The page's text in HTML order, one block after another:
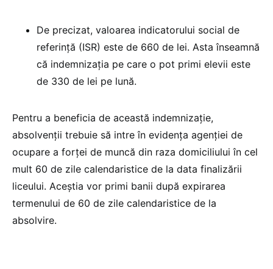
De precizat, valoarea indicatorului social de
referință (ISR) este de 660 de lei. Asta înseamnă
că indemnizația pe care o pot primi elevii este
de 330 de lei pe lună.
Pentru a beneficia de această indemnizație,
absolvenții trebuie să intre în evidența agenției de
ocupare a forței de muncă din raza domiciliului în cel
mult 60 de zile calendaristice de la data finalizării
liceului. Aceștia vor primi banii după expirarea
termenului de 60 de zile calendaristice de la
absolvire.